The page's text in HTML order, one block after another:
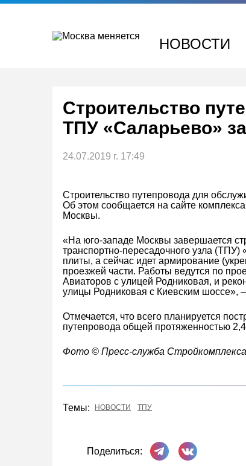
Перейти
НОВОСТИ
Строительство
ТПУ «Саларьево»
24.07.2019 г. 17:49
Строительство путепровода для
Об этом сообщается на сайте
Москвы.
«На юго-западе Москвы завершается
транспортно-пересадочного узла
плиты, а сейчас идет армирование
проезжей части. Работы ведутся по
Авиаторов с улицей Родниковая, и
улицы Родниковая с Киевским шоссе»,
Отмечается, что всего планируется
путепровода общей протяженностью
Фото © Пресс-служба
Темы: НОВОСТИ ТПУ
Поделиться:
Поделиться в
Поделиться